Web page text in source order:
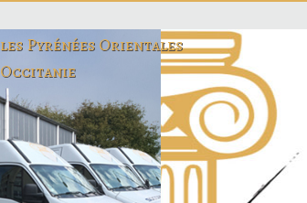
les Pyrénées Orientales
Occitanie